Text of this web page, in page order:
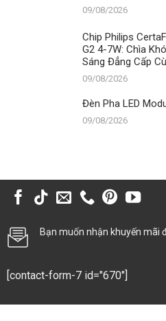
09/08/2026
Chip Philips
G2 4-7W: Chìa
Sáng Đẳng Cấp
09/08/2026
Đèn Pha LED
09/08/2026
Bạn muốn nhận khuyến mãi
[contact-form-7 id="670"]